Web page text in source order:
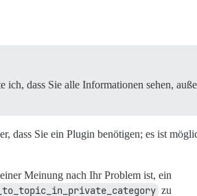
dass Sie alle Informationen sehen,
dass Sie ein Plugin benötigen; es ist
Meinung nach Ihr Problem ist, ein
zu